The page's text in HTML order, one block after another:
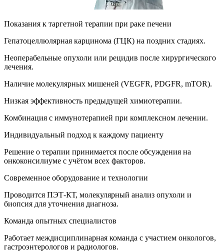
Показания к таргетной терапии при раке печени
Гепатоцеллюлярная карцинома (ГЦК) на поздних стадиях.
Неоперабельные опухоли или рецидив после хирургического
лечения.
Наличие молекулярных мишеней (VEGFR, PDGFR, mTOR).
Низкая эффективность предыдущей химиотерапии.
Комбинация с иммунотерапией при комплексном лечении.
Индивидуальный подход к каждому пациенту
Решение о терапии принимается после обсуждения на
онкоконсилиуме с учётом всех факторов.
Современное оборудование и технологии
Проводится ПЭТ-КТ, молекулярный анализ опухоли и
биопсия для уточнения диагноза.
Команда опытных специалистов
Работает междисциплинарная команда с участием онкологов,
гастроэнтерологов и радиологов.